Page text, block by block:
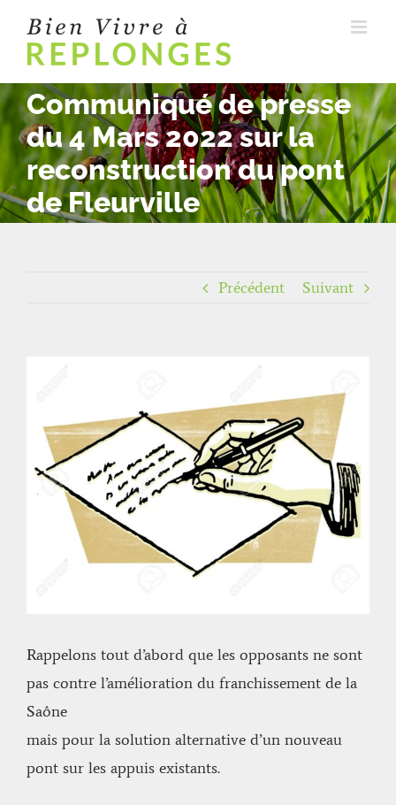
contenu
Communiqué de presse
du 4 Mars 2022 sur la
reconstruction du pont
de Fleurville
Précédent Suivant
agrandie
Rappelons tout d’abord que les opposants ne sont
pas contre l’amélioration du franchissement de la
Saône
mais pour la solution alternative d’un nouveau
pont sur les appuis existants.